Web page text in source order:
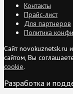
Контакты
Прайс-лист
Для партнеров
Политика
Сайт novokuznetsk.ru
сайтом, Вы
cookie.
Разработка и